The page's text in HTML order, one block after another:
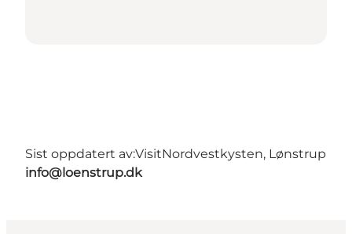
Sist oppdatert av:VisitNordvestkysten, Lønstrup
info@loenstrup.dk